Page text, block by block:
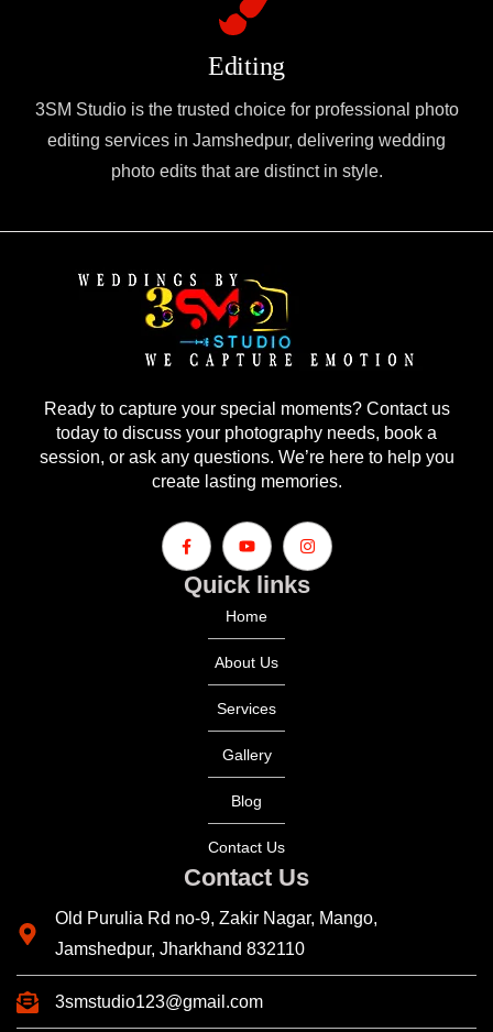
Editing
3SM Studio is the trusted choice for professional photo
editing services in Jamshedpur, delivering wedding
photo edits that are distinct in style.
Quick links
Home
About Us
Services
Gallery
Blog
Contact Us
Ready to capture your special moments? Contact us
today to discuss your photography needs, book a
session, or ask any questions. We’re here to help you
create lasting memories.
Contact Us
Old Purulia Rd no-9, Zakir Nagar, Mango,
Jamshedpur, Jharkhand 832110
3smstudio123@gmail.com